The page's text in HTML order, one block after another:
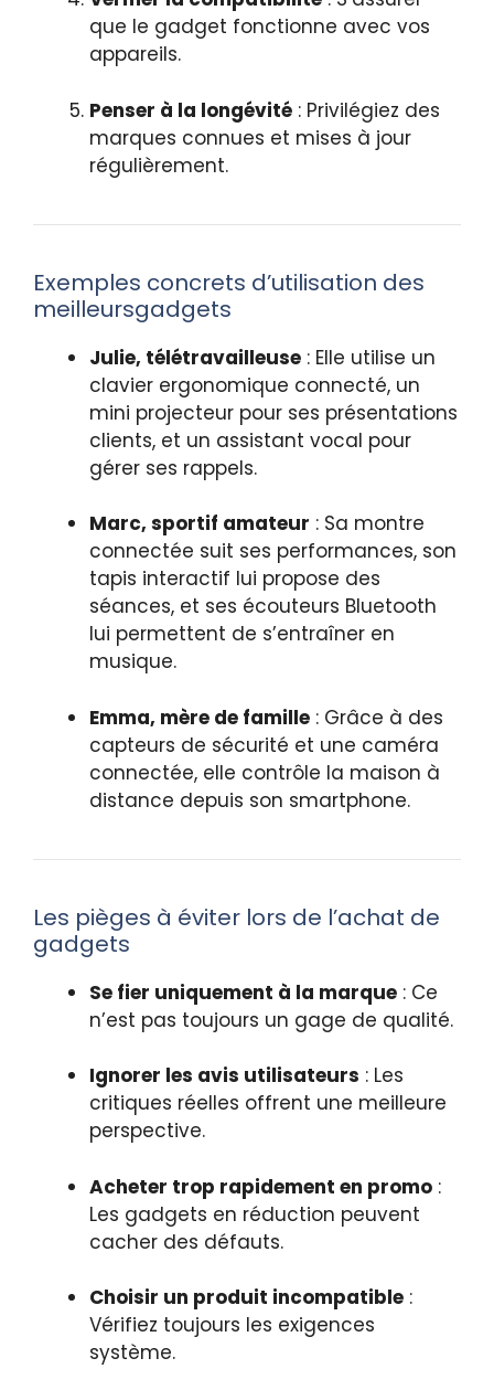
que le gadget fonctionne avec vos
appareils.
Penser à la longévité : Privilégiez des
marques connues et mises à jour
régulièrement.
Exemples concrets d’utilisation des
meilleursgadgets
Julie, télétravailleuse : Elle utilise un
clavier ergonomique connecté, un
mini projecteur pour ses présentations
clients, et un assistant vocal pour
gérer ses rappels.
Marc, sportif amateur : Sa montre
connectée suit ses performances, son
tapis interactif lui propose des
séances, et ses écouteurs Bluetooth
lui permettent de s’entraîner en
musique.
Emma, mère de famille : Grâce à des
capteurs de sécurité et une caméra
connectée, elle contrôle la maison à
distance depuis son smartphone.
Les pièges à éviter lors de l’achat de
gadgets
Se fier uniquement à la marque : Ce
n’est pas toujours un gage de qualité.
Ignorer les avis utilisateurs : Les
critiques réelles offrent une meilleure
perspective.
Acheter trop rapidement en promo :
Les gadgets en réduction peuvent
cacher des défauts.
Choisir un produit incompatible :
Vérifiez toujours les exigences
système.